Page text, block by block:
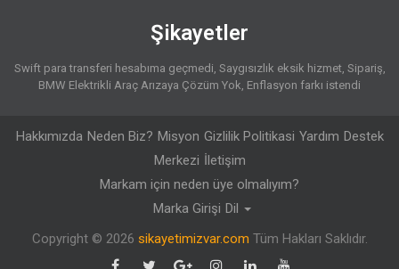
Şikayetler
Swift para transferi hesabıma geçmedi Saygısızlık eksik hizmet Sipariş
BMW Elektrikli Araç Arızaya Çözüm Yok Enflasyon farkı istendi
Hakkımızda Neden Biz? Misyon Gizlilik Politikasi Yardım Destek
Merkezi İletişim
Markam için neden üye olmalıyım?
Marka Girişi Dil
Copyright © 2026 sikayetimizvar.com Tüm Hakları Saklıdır.